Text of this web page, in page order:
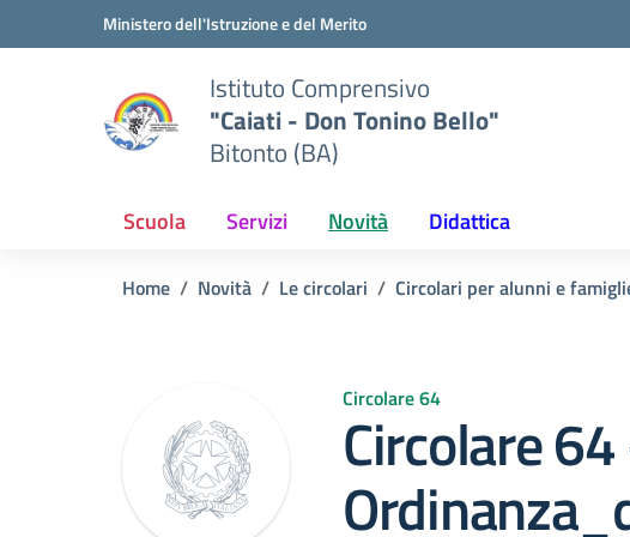
Vai ai contenuti
Vai al menu di navigazioneMinistero dell'Istruzione e del Merito
Istituto Comprensivo
"Caiati - Don Tonino Bello"
Bitonto (BA)
Scuola Servizi Novità Didattica
Home Novità Le circolari Circolari per alunni e
Circolare 64
Circolare